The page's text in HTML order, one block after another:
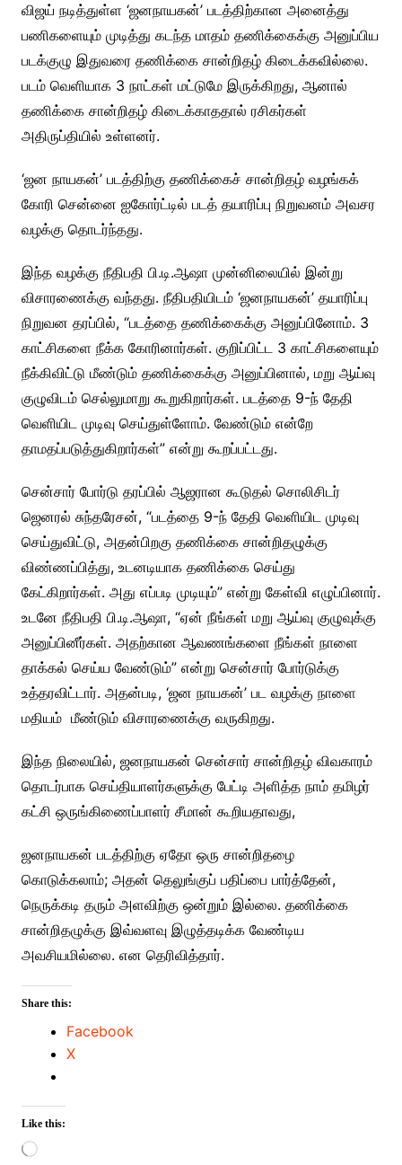
விஜய் நடித்துள்ள ‘ஜனநாயகன்’ படத்திற்கான அனைத்து
பணிகளையும் முடித்து கடந்த மாதம் தணிக்கைக்கு அனுப்பிய
படக்குழு இதுவரை தணிக்கை சான்றிதழ் கிடைக்கவில்லை.
படம் வெளியாக 3 நாட்கள் மட்டுமே இருக்கிறது, ஆனால்
தணிக்கை சான்றிதழ் கிடைக்காததால் ரசிகர்கள்
அதிருப்தியில் உள்ளனர்.
‘ஜன நாயகன்’ படத்திற்கு தணிக்கைச் சான்றிதழ் வழங்கக்
கோரி சென்னை ஐகோர்ட்டில் படத் தயாரிப்பு நிறுவனம் அவசர
வழக்கு தொடர்ந்தது.
இந்த வழக்கு நீதிபதி பி.டி.ஆஷா முன்னிலையில் இன்று
விசாரணைக்கு வந்தது. நீதிபதியிடம் ‘ஜனநாயகன்’ தயாரிப்பு
நிறுவன தரப்பில், “படத்தை தணிக்கைக்கு அனுப்பினோம். 3
காட்சிகளை நீக்க கோரினார்கள். குறிப்பிட்ட 3 காட்சிகளையும்
நீக்கிவிட்டு மீண்டும் தணிக்கைக்கு அனுப்பினால், மறு ஆய்வு
குழுவிடம் செல்லுமாறு கூறுகிறார்கள். படத்தை 9-ந் தேதி
வெளியிட முடிவு செய்துள்ளோம். வேண்டும் என்றே
தாமதப்படுத்துகிறார்கள்” என்று கூறப்பட்டது.
சென்சார் போர்டு தரப்பில் ஆஜரான கூடுதல் சொலிசிடர்
ஜெனரல் சுந்தரேசன், “படத்தை 9-ந் தேதி வெளியிட முடிவு
செய்துவிட்டு, அதன்பிறகு தணிக்கை சான்றிதழுக்கு
விண்ணப்பித்து, உடனடியாக தணிக்கை செய்து
கேட்கிறார்கள். அது எப்படி முடியும்” என்று கேள்வி எழுப்பினார்.
உடனே நீதிபதி பி.டி.ஆஷா, “ஏன் நீங்கள் மறு ஆய்வு குழுவுக்கு
அனுப்பினீர்கள். அதற்கான ஆவணங்களை நீங்கள் நாளை
தாக்கல் செய்ய வேண்டும்” என்று சென்சார் போர்டுக்கு
உத்தரவிட்டார். அதன்படி, ‘ஜன நாயகன்’ பட வழக்கு நாளை
மதியம் மீண்டும் விசாரணைக்கு வருகிறது.
இந்த நிலையில், ஜனநாயகன் சென்சார் சான்றிதழ் விவகாரம்
தொடர்பாக செய்தியாளர்களுக்கு பேட்டி அளித்த நாம் தமிழர்
கட்சி ஒருங்கிணைப்பாளர் சீமான் கூறியதாவது,
ஜனநாயகன் படத்திற்கு ஏதோ ஒரு சான்றிதழை
கொடுக்கலாம்; அதன் தெலுங்குப் பதிப்பை பார்த்தேன்,
நெருக்கடி தரும் அளவிற்கு ஒன்றும் இல்லை. தணிக்கை
சான்றிதழுக்கு இவ்வளவு இழுத்தடிக்க வேண்டிய
அவசியமில்லை. என தெரிவித்தார்.
Share this:
Facebook
X
Like this:
Loading…